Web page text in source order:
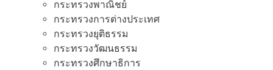
กระทรวงพาณิชย์
กระทรวงการต่างประเทศ
กระทรวงยุติธรรม
กระทรวงวัฒนธรรม
กระทรวงศึกษาธิการ